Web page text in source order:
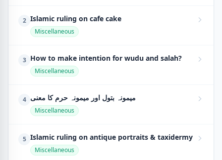
2 Islamic ruling on cafe cake
Miscellaneous
3 How to make intention for wudu and salah?
Miscellaneous
4 میمونہ بتول اور میمونہ حرم کا معنی
Miscellaneous
5 Islamic ruling on antique portraits & taxidermy
Miscellaneous